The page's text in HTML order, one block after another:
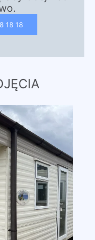
18 18